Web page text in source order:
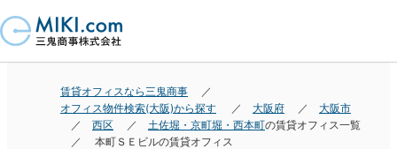
賃貸オフィスなら三鬼商事
オフィス物件検索(大阪)から探す
大阪府
大阪市
西区
土佐堀・京町堀・西本町の賃貸オフィス一覧
本町ＳＥビルの賃貸オフィス